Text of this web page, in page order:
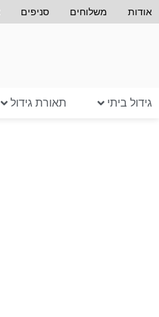
אודות משלוחים סניפים
גידול ביתי תאורת גידול